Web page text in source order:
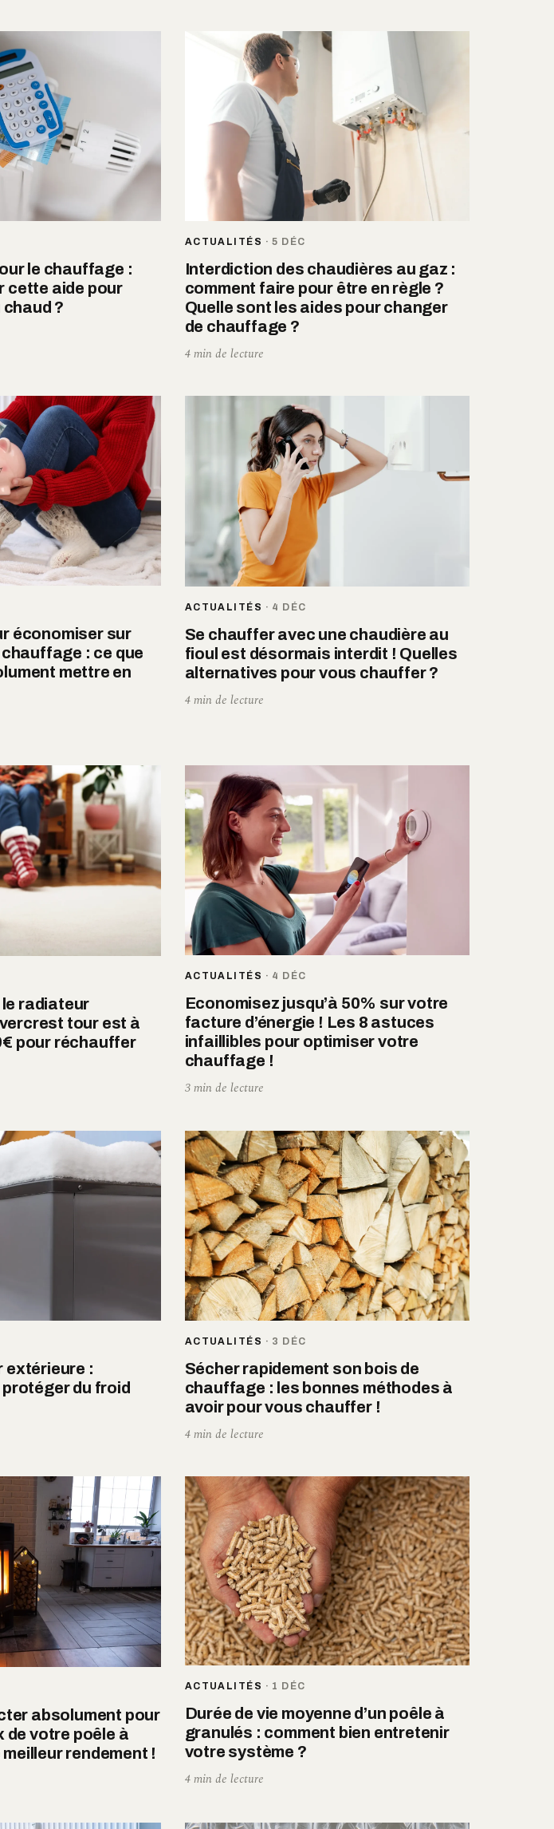
le chauffage :
cette aide pour
chaud ?
ACTUALITÉS ·5 DÉC
Interdiction des chaudières au gaz :
comment faire pour être en règle ?
Quelle sont les aides pour changer
de chauffage ?
4 min de lecture
économiser sur
: ce que
mettre en
ACTUALITÉS · 4 DÉC
Se chauffer avec une chaudière au
fioul est désormais interdit ! Quelles
alternatives pour vous chauffer ?
4 min de lecture
radiateur
tour est à
pour réchauffer
ACTUALITÉS · 4 DÉC
Economisez jusqu’à 50% sur votre
facture d’énergie ! Les 8 astuces
infaillibles pour optimiser votre
chauffage !
3 min de lecture
extérieure :
du froid
ACTUALITÉS · 3 DÉC
Sécher rapidement son bois de
chauffage : les bonnes méthodes à
avoir pour vous chauffer !
4 min de lecture
absolument pour
de votre poêle à
rendement !
ACTUALITÉS · 1 DÉC
Durée de vie moyenne d’un poêle à
granulés : comment bien entretenir
votre système ?
4 min de lecture